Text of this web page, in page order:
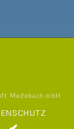
Medebach mbH